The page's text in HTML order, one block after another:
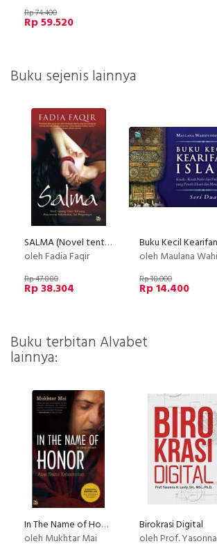
Rp 74.400
Rp 59.520
Buku sejenis lainnya
SALMA (Novel tentang Cinta Terlarang, Kehormatan, dan Pengasingan)
oleh Fadia Faqir
Rp 47.880
Rp 38.304
oleh Maulana Wahiduddin
Rp 18.000
Rp 14.400
Buku terbitan Alvabet
lainnya:
In The Name of Honor (Atas Nama Kehormatan)
oleh Mukhtar Mai
Birokrasi Digital
oleh Prof. Yasonna H. Laoly, SH., MSc., Ph.D.